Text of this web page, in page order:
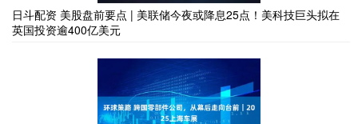
日斗配资 美股盘前要点 | 美联储今夜或降息25点！美科技巨头拟在
英国投资逾400亿美元